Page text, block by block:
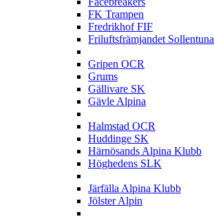
FK Trampen
Fredrikhof FIF
Friluftsfrämjandet Sollentuna
Gripen OCR
Grums
Gällivare SK
Gävle Alpina
Halmstad OCR
Huddinge SK
Härnösands Alpina Klubb
Höghedens SLK
Järfälla Alpina Klubb
Jölster Alpin